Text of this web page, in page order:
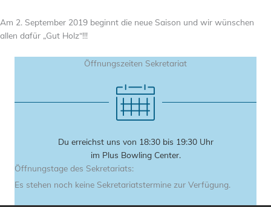
Am 2. September 2019 beginnt die neue Saison und wir wünschen
allen dafür „Gut Holz“!!!
Öffnungszeiten Sekretariat
Du erreichst uns von 18:30 bis 19:30 Uhr
im Plus Bowling Center.
Öffnungstage des Sekretariats:
Es stehen noch keine Sekretariatstermine zur Verfügung.